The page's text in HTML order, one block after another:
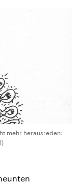
mehr herausreden: